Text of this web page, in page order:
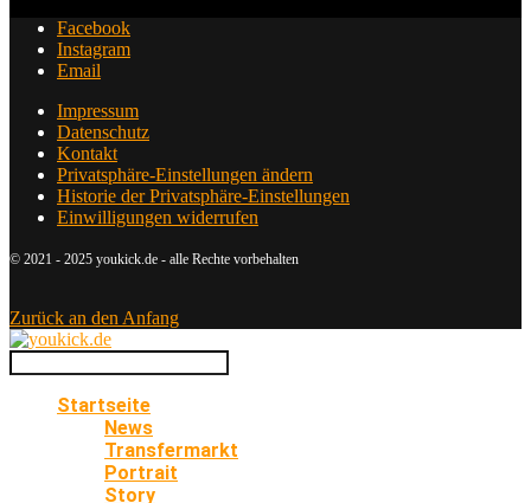
Facebook
Instagram
Email
Impressum
Datenschutz
Kontakt
Privatsphäre-Einstellungen ändern
Historie der Privatsphäre-Einstellungen
Einwilligungen widerrufen
© 2021 - 2025 youkick.de - alle Rechte vorbehalten
Zurück an den Anfang
Startseite
News
Transfermarkt
Portrait
Story